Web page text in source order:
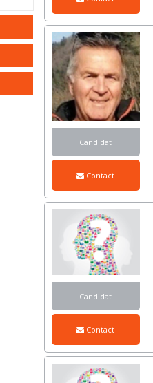
Candidat
Contact
Candidat
Contact